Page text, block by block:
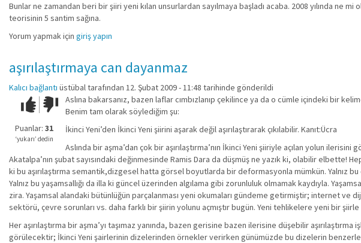
Bunlar ne zamandan beri bir şiiri yeni kılan unsurlardan sayılmaya başladı acaba. 2008 yılında ne mi
teorisinin 5 santim sağına.
Yorum yapmak için giriş yapın
aşırılaştırmaya can dayanmaz
Kalıcı bağlantı üstübaltarafından 12. Şubat 2009 - 11:48 tarihinde gönderildi
Çok iyi!O
kadar
iyi
değil!
Puanlar: 31
‘yukarı’ dedin
Aslına bakarsanız, bazen laflar cımbızlanıp çekilince ya da o cümle içindeki bir
Benim tam olarak söylediğim şu:
İkinci Yeni’den İkinci Yeni şiirini aşarak değil aşırılaştırarak çıkılabilir. Kanıt:Ücra
Aslında bir aşma’dan çok bir aşırılaştırma’nın İkinci Yeni şiiriyle açılan yolun
Akatalpa’nın şubat sayısındaki değinmesinde Ramis Dara da düşmüş ne yazık ki, olabilir elbette!
ki bu aşırılaştırma semantik,dizgesel hatta görsel boyutlarda bir deformasyonla mümkün. Yalnız
Yalnız bu yaşamsallığı da illa ki güncel üzerinden algılama gibi zorunluluk olmamak kaydıyla.
zira. Yaşamsal alandaki bütünlüğün parçalanması yeni okumaları gündeme getirmiştir; internet
sektörü, çevre sorunları vs. daha farklı bir şiirin yolunu açmıştır bugün. Yeni tehlikelere yeni bir
Her aşırılaştırma bir aşma’yı taşımaz yanında, bazen gerisine bazen ilerisine düşebilir
görülecektir; İkinci Yeni şairlerinin dizelerinden örnekler verirken günümüzde bu dizelerin